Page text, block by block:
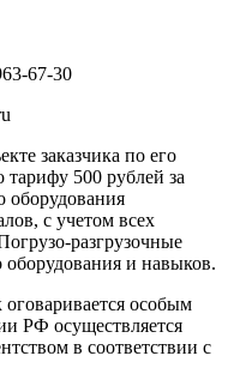
67-30
заказчика по его
500 рублей за
оборудования
с учетом всех
разгрузочные
и навыков.
особым
РФ осуществляется
в соответствии с